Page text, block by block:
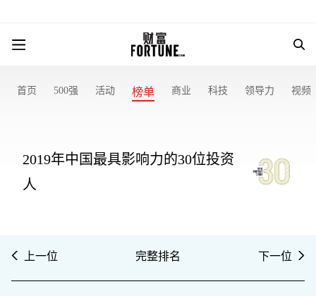
首页 500强 活动 榜单 商业 科技 领导力 视频
2019年中国最具影响力的30位投资
人
上一位 完整排名 下一位